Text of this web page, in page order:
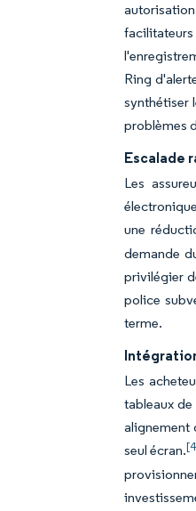
Ring
synthétiser
problèmes
Escalade
Les
une
demande
privilégier
police
terme.
Les
tableaux
alignement
seul écran.